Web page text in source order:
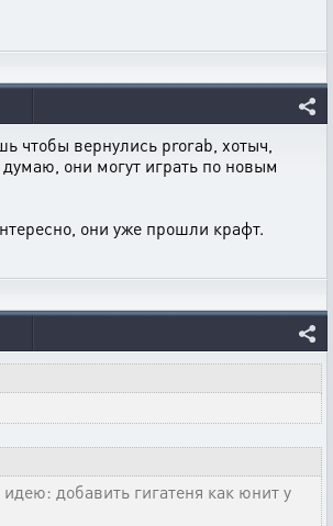
чтобы вернулись prorab, хотыч,
они могут играть по новым
они уже прошли крафт.
добавить гигатеня как юнит у